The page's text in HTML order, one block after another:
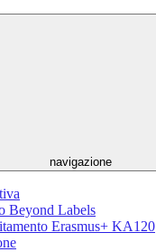
navigazione
Beyond Labels
Erasmus+ KA120